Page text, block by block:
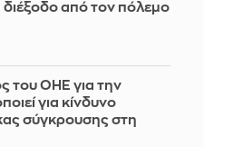
από τον πόλεμο
του ΟΗΕ για την
για κίνδυνο
σύγκρουσης στη